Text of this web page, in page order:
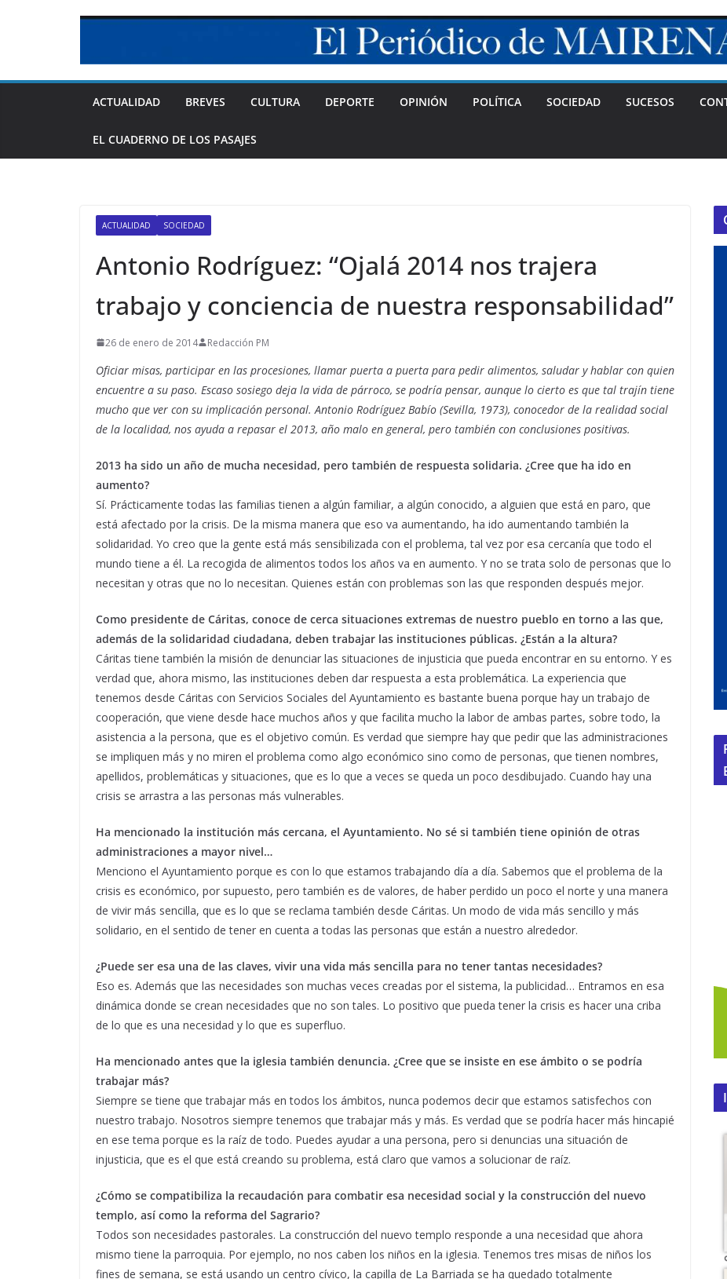
ACTUALIDAD BREVES CULTURA DEPORTE OPINIÓN POLÍTICA SOCIEDAD SUCESOS
EL CUADERNO DE LOS PASAJES
ACTUALIDAD SOCIEDAD
Antonio Rodríguez: “Ojalá 2014 nos trajera
trabajo y conciencia de nuestra responsabilidad”
26 de enero de 2014 Redacción PM
Oficiar misas, participar en las procesiones, llamar puerta a puerta para pedir alimentos, saludar y hablar con quien
encuentre a su paso. Escaso sosiego deja la vida de párroco, se podría pensar, aunque lo cierto es que tal trajín tiene
mucho que ver con su implicación personal. Antonio Rodríguez Babío (Sevilla, 1973), conocedor de la realidad social
de la localidad, nos ayuda a repasar el 2013, año malo en general, pero también con conclusiones positivas.
2013 ha sido un año de mucha necesidad, pero también de respuesta solidaria. ¿Cree que ha ido en
aumento?
Sí. Prácticamente todas las familias tienen a algún familiar, a algún conocido, a alguien que está en paro, que
está afectado por la crisis. De la misma manera que eso va aumentando, ha ido aumentando también la
solidaridad. Yo creo que la gente está más sensibilizada con el problema, tal vez por esa cercanía que todo el
mundo tiene a él. La recogida de alimentos todos los años va en aumento. Y no se trata solo de personas que lo
necesitan y otras que no lo necesitan. Quienes están con problemas son las que responden después mejor.
Como presidente de Cáritas, conoce de cerca situaciones extremas de nuestro pueblo en torno a las que,
además de la solidaridad ciudadana, deben trabajar las instituciones públicas. ¿Están a la altura?
Cáritas tiene también la misión de denunciar las situaciones de injusticia que pueda encontrar en su entorno. Y es
verdad que, ahora mismo, las instituciones deben dar respuesta a esta problemática. La experiencia que
tenemos desde Cáritas con Servicios Sociales del Ayuntamiento es bastante buena porque hay un trabajo de
cooperación, que viene desde hace muchos años y que facilita mucho la labor de ambas partes, sobre todo, la
asistencia a la persona, que es el objetivo común. Es verdad que siempre hay que pedir que las administraciones
se impliquen más y no miren el problema como algo económico sino como de personas, que tienen nombres,
apellidos, problemáticas y situaciones, que es lo que a veces se queda un poco desdibujado. Cuando hay una
crisis se arrastra a las personas más vulnerables.
Ha mencionado la institución más cercana, el Ayuntamiento. No sé si también tiene opinión de otras
administraciones a mayor nivel…
Menciono el Ayuntamiento porque es con lo que estamos trabajando día a día. Sabemos que el problema de la
crisis es económico, por supuesto, pero también es de valores, de haber perdido un poco el norte y una manera
de vivir más sencilla, que es lo que se reclama también desde Cáritas. Un modo de vida más sencillo y más
solidario, en el sentido de tener en cuenta a todas las personas que están a nuestro alrededor.
¿Puede ser esa una de las claves, vivir una vida más sencilla para no tener tantas necesidades?
Eso es. Además que las necesidades son muchas veces creadas por el sistema, la publicidad… Entramos en esa
dinámica donde se crean necesidades que no son tales. Lo positivo que pueda tener la crisis es hacer una criba
de lo que es una necesidad y lo que es superfluo.
Ha mencionado antes que la iglesia también denuncia. ¿Cree que se insiste en ese ámbito o se podría
trabajar más?
Siempre se tiene que trabajar más en todos los ámbitos, nunca podemos decir que estamos satisfechos con
nuestro trabajo. Nosotros siempre tenemos que trabajar más y más. Es verdad que se podría hacer más hincapié
en ese tema porque es la raíz de todo. Puedes ayudar a una persona, pero si denuncias una situación de
injusticia, que es el que está creando su problema, está claro que vamos a solucionar de raíz.
¿Cómo se compatibiliza la recaudación para combatir esa necesidad social y la construcción del nuevo
templo, así como la reforma del Sagrario?
Todos son necesidades pastorales. La construcción del nuevo templo responde a una necesidad que ahora
mismo tiene la parroquia. Por ejemplo, no nos caben los niños en la iglesia. Tenemos tres misas de niños los
fines de semana, se está usando un centro cívico, la capilla de La Barriada se ha quedado totalmente